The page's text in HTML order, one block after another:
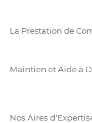
La Prestation de
Maintien et Aide à
Nos Aires